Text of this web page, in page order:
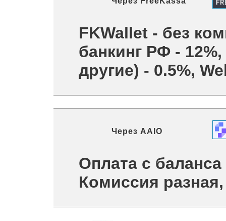
FKWallet - без
банкинг РФ -
другие) - 0.5%,
Через AAIO
Оплата с
Комиссия